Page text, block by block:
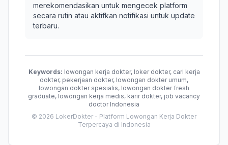
merekomendasikan untuk mengecek platform
secara rutin atau aktifkan notifikasi untuk update
terbaru.
Keywords: lowongan kerja dokter, loker dokter, cari kerja
dokter, pekerjaan dokter, lowongan dokter umum,
lowongan dokter spesialis, lowongan dokter fresh
graduate, lowongan kerja medis, karir dokter, job vacancy
doctor Indonesia
© 2026 LokerDokter - Platform Lowongan Kerja Dokter
Terpercaya di Indonesia